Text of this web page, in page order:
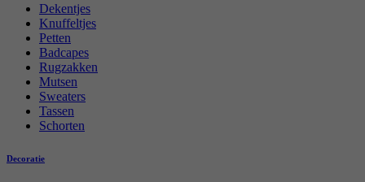
Dekentjes
Knuffeltjes
Petten
Badcapes
Rugzakken
Mutsen
Sweaters
Tassen
Schorten
Decoratie